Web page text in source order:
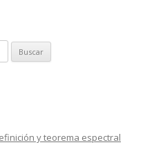
definición y teorema espectral